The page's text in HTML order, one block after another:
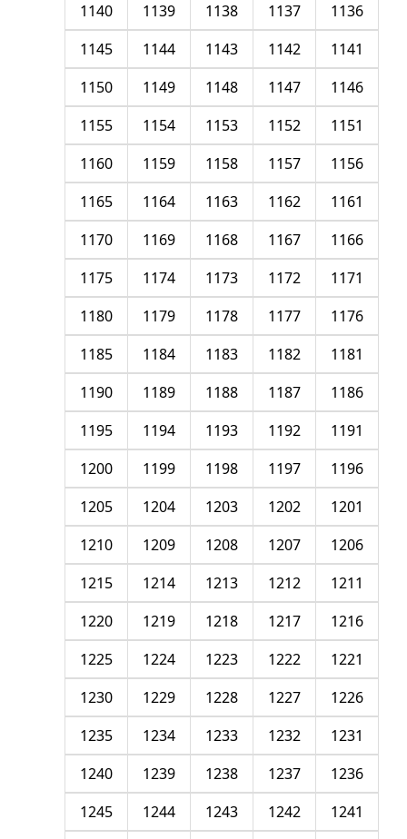
1136
1137
1138
1139
1140
1141
1142
1143
1144
1145
1146
1147
1148
1149
1150
1151
1152
1153
1154
1155
1156
1157
1158
1159
1160
1161
1162
1163
1164
1165
1166
1167
1168
1169
1170
1171
1172
1173
1174
1175
1176
1177
1178
1179
1180
1181
1182
1183
1184
1185
1186
1187
1188
1189
1190
1191
1192
1193
1194
1195
1196
1197
1198
1199
1200
1201
1202
1203
1204
1205
1206
1207
1208
1209
1210
1211
1212
1213
1214
1215
1216
1217
1218
1219
1220
1221
1222
1223
1224
1225
1226
1227
1228
1229
1230
1231
1232
1233
1234
1235
1236
1237
1238
1239
1240
1241
1242
1243
1244
1245